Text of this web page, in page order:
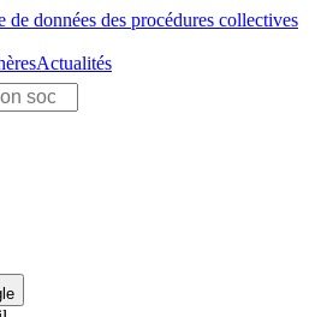
de données des procédures collectives
Actualités